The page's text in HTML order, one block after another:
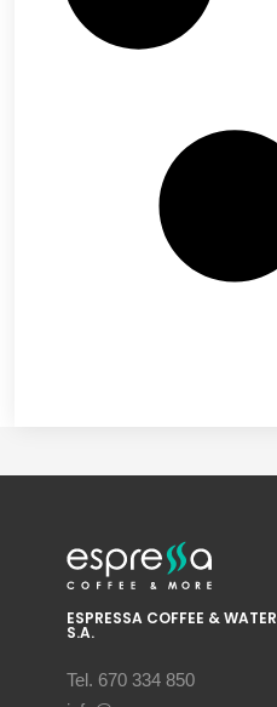
ESPRESSA COFFEE & WATER
S.A.
Tel. 670 334 850